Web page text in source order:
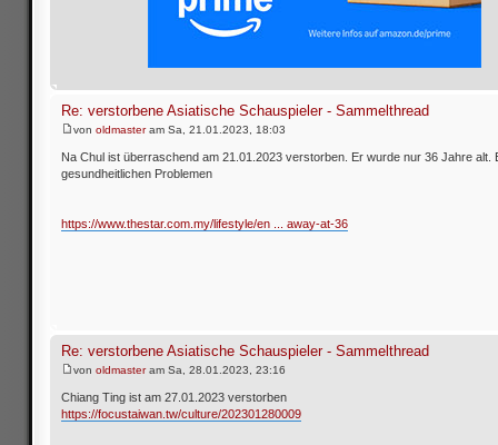
Re: verstorbene Asiatische Schauspieler - Sammelthread
von oldmasteram Sa, 21.01.2023, 18:03
Na Chul ist überraschend am 21.01.2023 verstorben. Er wurde nur 36 Jahre alt.
gesundheitlichen Problemen
https://www.thestar.com.my/lifestyle/en ... away-at-36
Re: verstorbene Asiatische Schauspieler - Sammelthread
von oldmasteram Sa, 28.01.2023, 23:16
Chiang Ting ist am 27.01.2023 verstorben
https://focustaiwan.tw/culture/202301280009